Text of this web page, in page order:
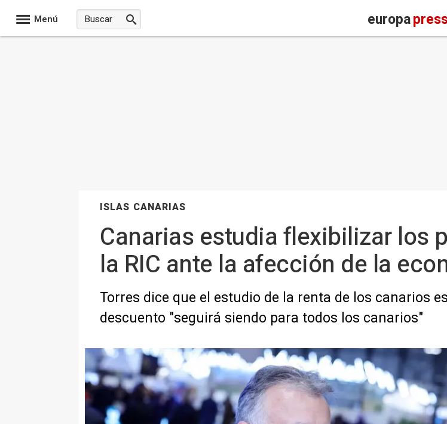
Menú europa
ISLAS CANARIAS
Canarias estudia flexibilizar los
la RIC ante la afección de la
Torres dice que el estudio de la renta de los canarios
descuento "seguirá siendo para todos los canarios"